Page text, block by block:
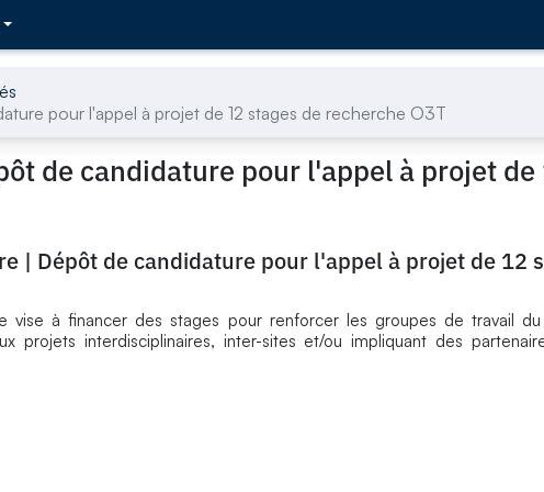
pour l'appel à projet de 12 stages de recherche O3T
de candidature pour l'appel à projet de
| Dépôt de candidature pour l'appel à projet de 12
vise à financer des stages pour renforcer les groupes de travail
projets interdisciplinaires, inter-sites et/ou impliquant des